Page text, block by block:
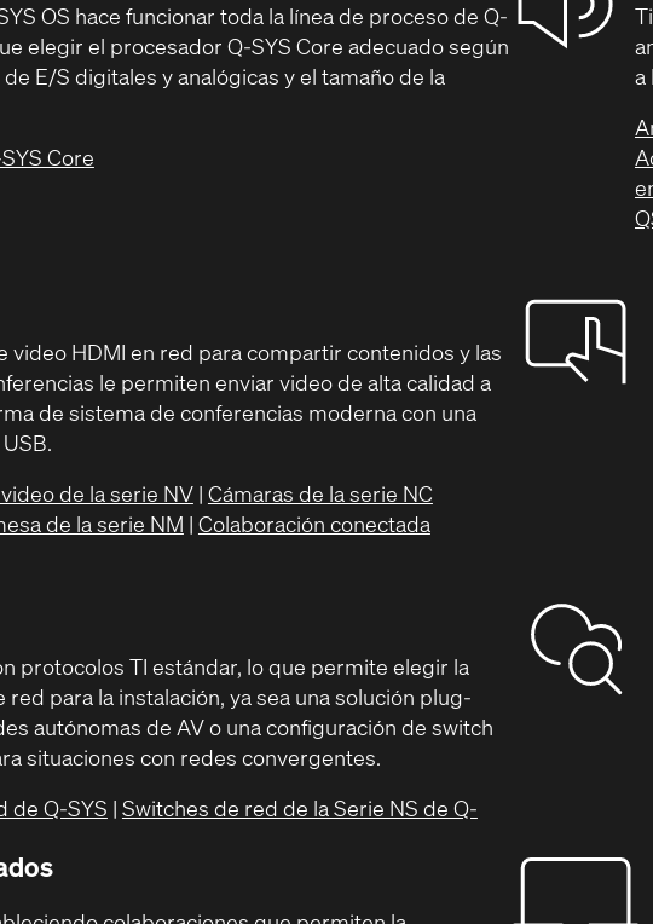
OS hace funcionar toda la línea de proceso de Q-
elegir el procesador Q-SYS Core adecuado según
E/S digitales y analógicas y el tamaño de la
Core
a
video HDMI en red para compartir contenidos y las
le permiten enviar video de alta calidad a
de sistema de conferencias moderna con una
de la serie NV| Cámaras de la serie NC
de la serie NM | Colaboración conectada
protocolos TI estándar, lo que permite elegir la
para la instalación, ya sea una solución plug-
autónomas de AV o una configuración de switch
situaciones con redes convergentes.
de Q-SYS | Switches de red de la Serie NS de Q-